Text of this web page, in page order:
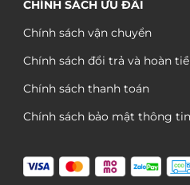
CHÍNH SÁCH ƯU ĐÃI
Chính sách vận chuyển
Chính sách đổi trả và hoàn
Chính sách thanh toán
Chính sách bảo mật thông tin